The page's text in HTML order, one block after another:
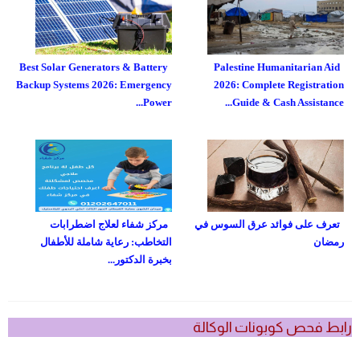
Best Solar Generators & Battery
Backup Systems 2026: Emergency
Power...
Palestine Humanitarian Aid
2026: Complete Registration
Guide & Cash Assistance...
مركز شفاء لعلاج اضطرابات
التخاطب: رعاية شاملة للأطفال
بخبرة الدكتور...
تعرف على فوائد عرق السوس في
رمضان
رابط فحص كوبونات الوكالة